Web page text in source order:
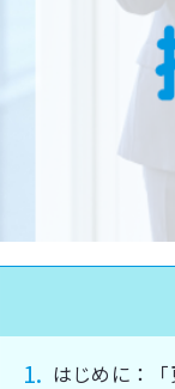
はじめに：